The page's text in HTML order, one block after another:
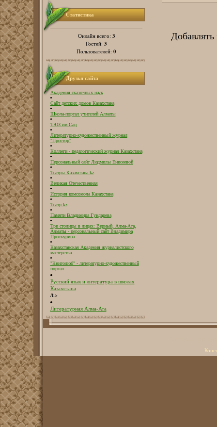
Статистика
Онлайн всего: 3
Гостей: 3
Пользователей: 0
Друзья сайта
Академия сказочных наук
Сайт детских домов Казахстана
Школа-портал учителей Алматы
ТЮЗ им.Сац
Литературно-художественный журнал
"Простор"
Коллеги - педагогический журнал Казахстана
Персональный сайт Людмилы Енисеевой
Театры Казахстана.kz
Великая Отечественная
История комсомола Казахстана
Театр.kz
Памяти Владимира Гундарева
Три столицы в лицах: Верный, Алма-Ата,
Алматы - персональный сайт Владимира
Проскурина
Казахстанская Академия журналистского
мастерства
"Книголюб" - литературно-художественный
портал
Русский язык и литература в школах
Казахстана
/li>
Литературная Алма-Ата